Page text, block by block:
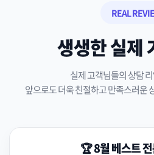
REAL
생생한 실제
실제 고객님들의 상담
앞으로도 더욱 친절하고 만족스러운
🏆 8월 베스트